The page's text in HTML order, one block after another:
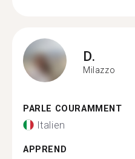
D.
Milazzo
PARLE COURAMMENT
Italien
APPREND